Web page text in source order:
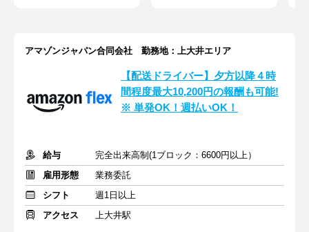
アマゾンジャパン合同会社 勤務地：上大井エリア
【配送ドライバー】夕方以降４時
間程度最大10,200円の報酬も可能!
※ 単発OK！週払いOK！
給与
完全出来高制(1ブロック：6600円以上）
雇用形態
業務委託
シフト
週1日以上
アクセス
上大井駅